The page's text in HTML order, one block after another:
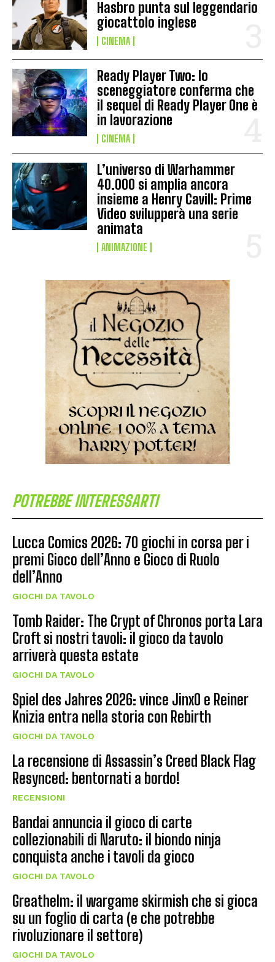
Hasbro punta sul leggendario
giocattolo inglese
CINEMA
Ready Player Two: lo
sceneggiatore conferma che
il sequel di Ready Player One è
in lavorazione
CINEMA
L’universo di Warhammer
40.000 si amplia ancora
insieme a Henry Cavill: Prime
Video svilupperà una serie
animata
ANIMAZIONE
POTREBBE INTERESSARTI
Lucca Comics 2026: 70 giochi in corsa per i
premi Gioco dell’Anno e Gioco di Ruolo
dell’Anno
GIOCHI DA TAVOLO
Tomb Raider: The Crypt of Chronos porta Lara
Croft si nostri tavoli: il gioco da tavolo
arriverà questa estate
GIOCHI DA TAVOLO
Spiel des Jahres 2026: vince JinxO e Reiner
Knizia entra nella storia con Rebirth
GIOCHI DA TAVOLO
La recensione di Assassin’s Creed Black Flag
Resynced: bentornati a bordo!
RECENSIONI
Bandai annuncia il gioco di carte
collezionabili di Naruto: il biondo ninja
conquista anche i tavoli da gioco
GIOCHI DA TAVOLO
Greathelm: il wargame skirmish che si gioca
su un foglio di carta (e che potrebbe
rivoluzionare il settore)
GIOCHI DA TAVOLO